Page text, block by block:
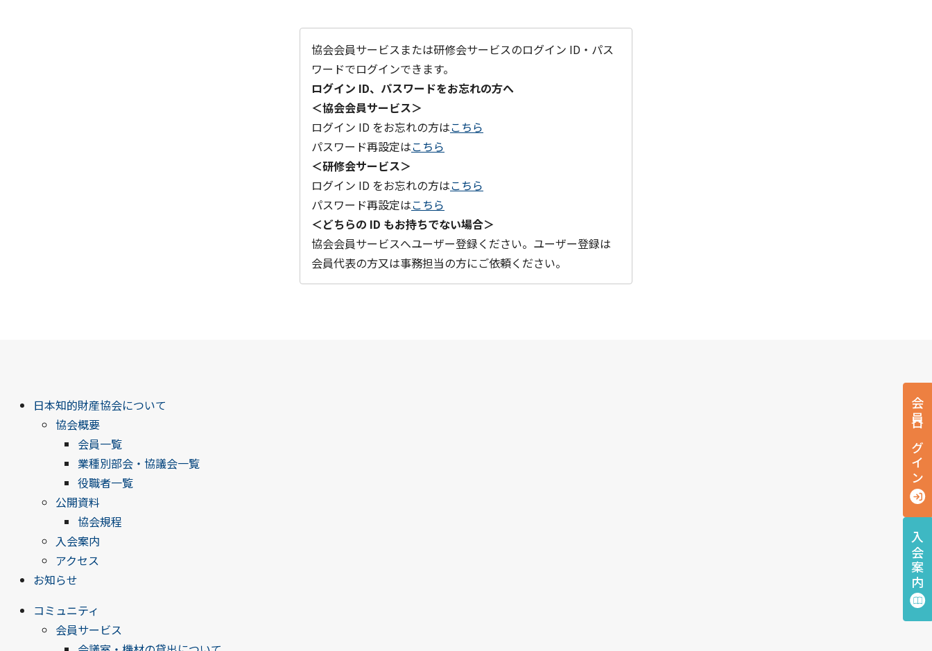
協会会員サービスまたは研修会サービスのログイン ID・パス
ワードでログインできます。
ログイン ID、パスワードをお忘れの方へ
＜協会会員サービス＞
ログイン ID をお忘れの方はこちら
パスワード再設定はこちら
＜研修会サービス＞
ログイン ID をお忘れの方はこちら
パスワード再設定はこちら
＜どちらの ID もお持ちでない場合＞
協会会員サービスへユーザー登録ください。ユーザー登録は
会員代表の方又は事務担当の方にご依頼ください。
会員ログイン
入会案内
日本知的財産協会について
協会概要
会員一覧
業種別部会・協議会一覧
役職者一覧
公開資料
協会規程
入会案内
アクセス
お知らせ
コミュニティ
会員サービス